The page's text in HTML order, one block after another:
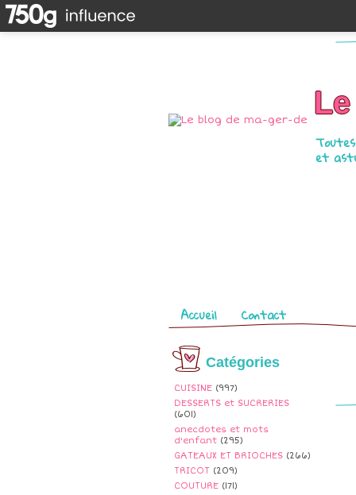
et
Pages
Accueil Contact
Catégories
CUISINE (997)
DESSERTS et SUCRERIES
(601)
anecdotes et mots
d'enfant (295)
GATEAUX ET BRIOCHES (266)
TRICOT (209)
COUTURE (171)